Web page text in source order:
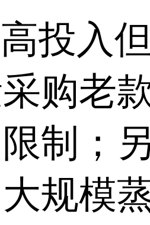
高投入
购老
制；
规模